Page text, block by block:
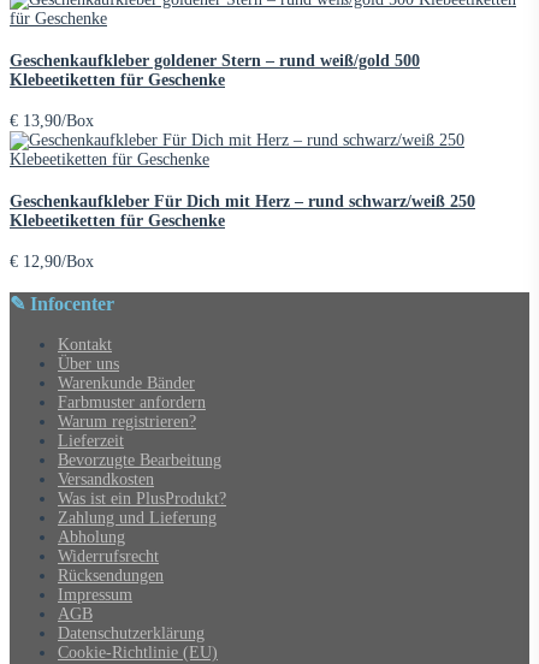
Geschenkaufkleber goldener Stern – rund weiß/gold 500
Klebeetiketten für Geschenke
€ 13,90/Box
Geschenkaufkleber Für Dich mit Herz – rund schwarz/weiß 250
Klebeetiketten für Geschenke
€ 12,90/Box
✎ Infocenter
Kontakt
Über uns
Warenkunde Bänder
Farbmuster anfordern
Warum registrieren?
Lieferzeit
Bevorzugte Bearbeitung
Versandkosten
Was ist ein PlusProdukt?
Zahlung und Lieferung
Abholung
Widerrufsrecht
Rücksendungen
Impressum
AGB
Datenschutzerklärung
Cookie-Richtlinie (EU)